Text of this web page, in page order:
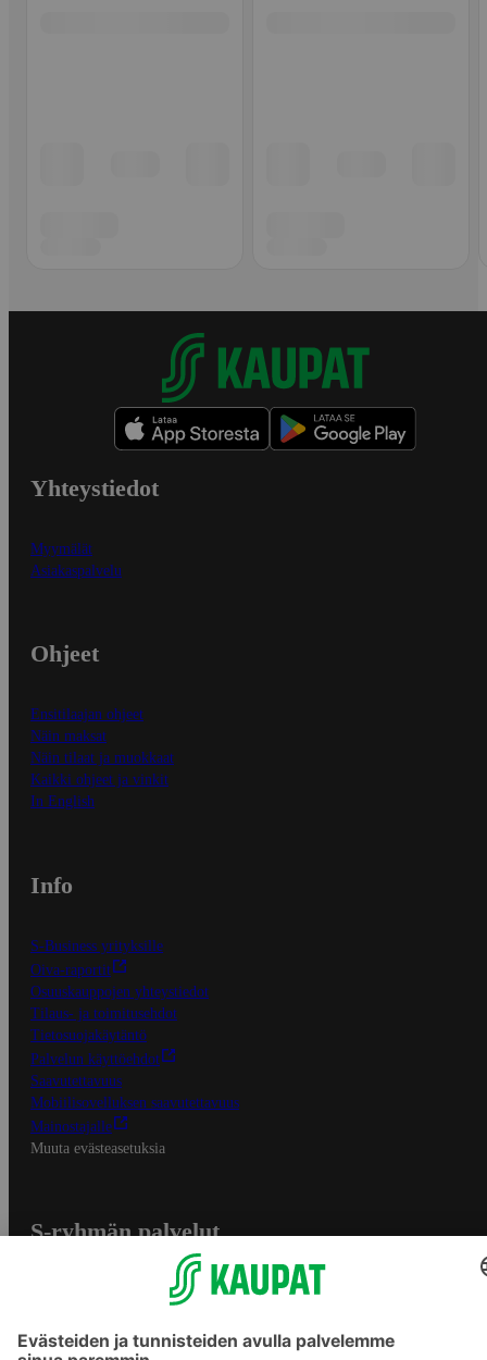
Yhteystiedot
Myymälät
Asiakaspalvelu
Ohjeet
Ensitilaajan ohjeet
Näin maksat
Näin tilaat ja muokkaat
Kaikki ohjeet ja vinkit
In English
Info
S-Business yrityksille
Oiva-raportit
Osuuskauppojen yhteystiedot
Tilaus- ja toimitusehdot
Tietosuojakäytäntö
Palvelun käyttöehdot
Saavutettavuus
Mobiilisovelluksen saavutettavuus
Mainostajalle
Muuta evästeasetuksia
S-ryhmän palvelut
Yhteishyvä Ruoka -sovellus